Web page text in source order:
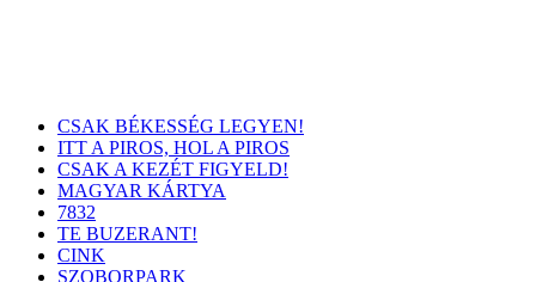
CSAK BÉKESSÉG LEGYEN!
ITT A PIROS, HOL A PIROS
CSAK A KEZÉT FIGYELD!
MAGYAR KÁRTYA
7832
TE BUZERANT!
CINK
SZOBORPARK